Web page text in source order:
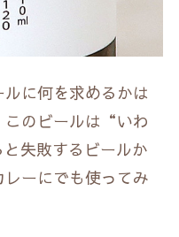
に何を求めるかは
このビールは“いわ
失敗するビールか
ーにでも使ってみ